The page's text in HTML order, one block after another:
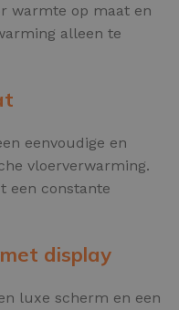
warmte op maat en
alleen te
eenvoudige en
vloerverwarming.
een constante
display
luxe scherm en een